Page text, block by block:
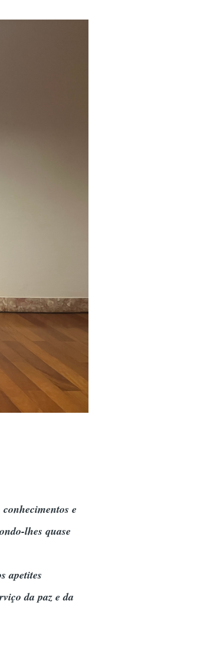
e
lhes quase
apetites
da paz e da